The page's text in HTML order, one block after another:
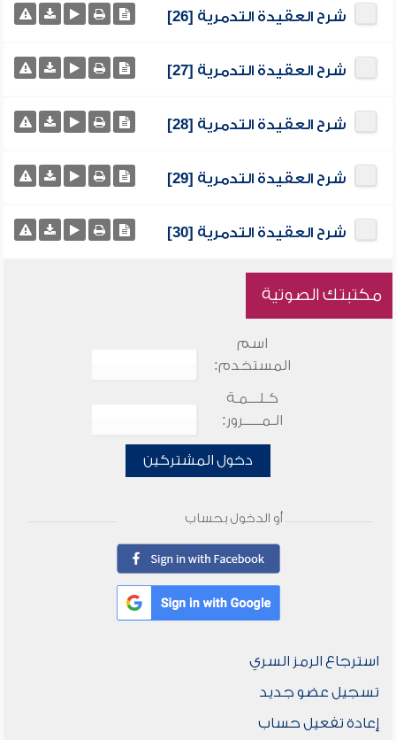
شرح العقيدة التدمرية [26]
شرح العقيدة التدمرية [27]
شرح العقيدة التدمرية [28]
شرح العقيدة التدمرية [29]
شرح العقيدة التدمرية [30]
مكتبتك الصوتية
اسم
المستخدم:
كـلـــمـة
الـمـــــرور:
دخول المشتركين
أو الدخول بحساب
استرجاع الرمز السري
تسجيل عضو جديد
إعادة تفعيل حساب